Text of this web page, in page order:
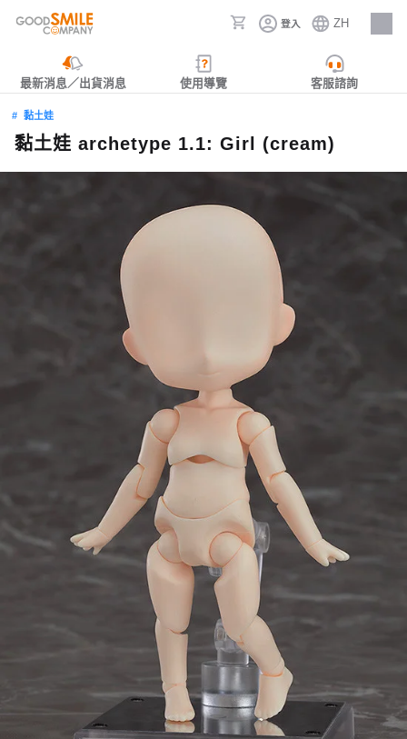
登入 ZH
人才招募
最新消息／出貨消息 使用導覽 客服諮詢
黏土娃
黏土娃 archetype 1.1: Girl (cream)